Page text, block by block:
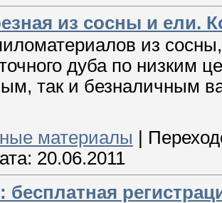
из сосны и ели.
из
дуба по низким
так и безналичным
материалы
20.06.2011
бесплатная